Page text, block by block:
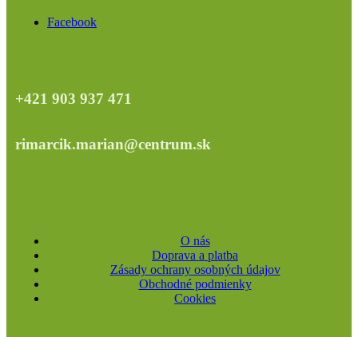
Facebook
+421 903 937 471
rimarcik.marian@centrum.sk
O nás
Doprava a platba
Zásady ochrany osobných údajov
Obchodné podmienky
Cookies